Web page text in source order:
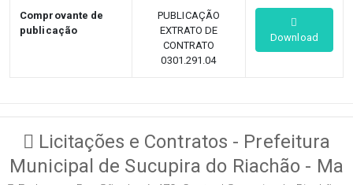
Comprovante de
publicação
PUBLICAÇÃO
EXTRATO DE
CONTRATO
0301.291.04
Download
Licitações e Contratos - Prefeitura
Municipal de Sucupira do Riachão - Ma